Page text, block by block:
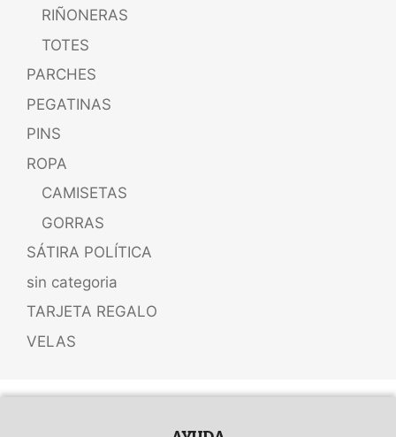
RIÑONERAS
TOTES
PARCHES
PEGATINAS
PINS
ROPA
CAMISETAS
GORRAS
SÁTIRA POLÍTICA
sin categoria
TARJETA REGALO
VELAS